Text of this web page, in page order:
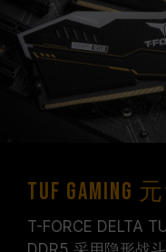
TUF Gaming
T-FORCE DELTA